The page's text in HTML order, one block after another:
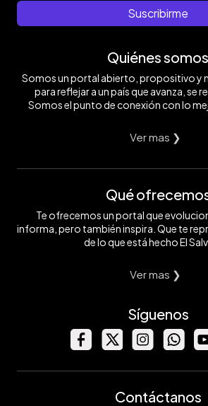
Suscribirme
Quiénes somos
Somos un portal abierto, propositivo y
para reflejar a un país que avanza, se
Somos el punto de conexión con lo
Ver mas ❯
Qué
Te ofrecemos un portal que
informa, pero también inspira. Que te
de lo que está hecho El
Ver mas ❯
Síguenos
Contáctanos